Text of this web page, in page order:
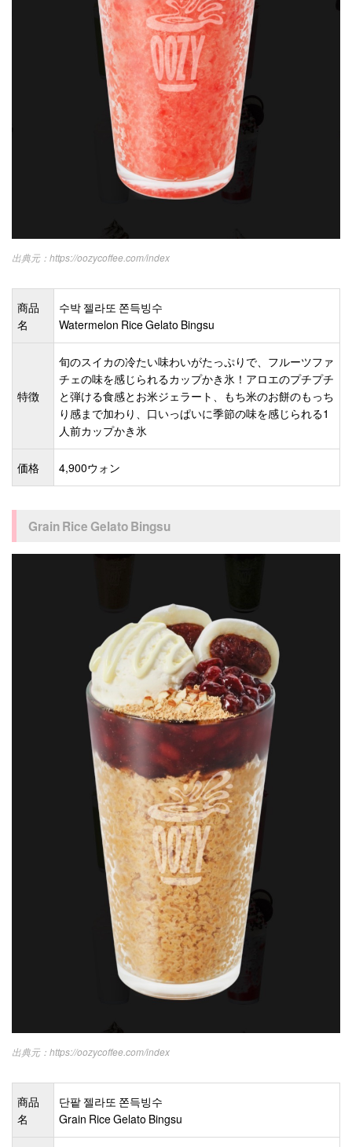
https://oozycoffee.com/index
商品
名
수박 젤라또 쫀득빙수
Watermelon Rice Gelato Bingsu
特徴
旬のスイカの冷たい味わいがたっぷりで、フルーツファ
チェの味を感じられるカップかき氷！アロエのプチプチ
と弾ける食感とお米ジェラート、もち米のお餅のもっち
り感まで加わり、口いっぱいに季節の味を感じられる1
人前カップかき氷
価格 4,900ウォン
Grain Rice Gelato Bingsu
https://oozycoffee.com/index
商品
名
단팥 젤라또 쫀득빙수
Grain Rice Gelato Bingsu